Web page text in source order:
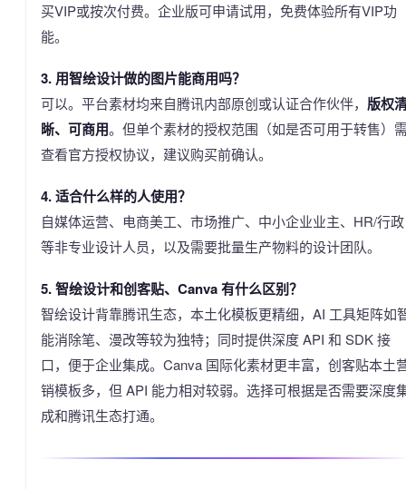
买VIP或按次付费。企业版可申请试用，免费体验所有VIP功
能。
3. 用智绘设计做的图片能商用吗？
可以。平台素材均来自腾讯内部原创或认证合作伙伴， 版权
晰、可商用。但单个素材的授权范围（如是否可用于转售）
查看官方授权协议，建议购买前确认。
4. 适合什么样的人使用？
自媒体运营、电商美工、市场推广、中小企业业主、HR/行政
等非专业设计人员，以及需要批量生产物料的设计团队。
5. 智绘设计和创客贴、Canva 有什么区别？
智绘设计背靠腾讯生态，本土化模板更精细，AI 工具矩阵如
能消除笔、漫改等较为独特；同时提供深度 API 和 SDK 接
口，便于企业集成。Canva 国际化素材更丰富，创客贴本土
销模板多，但 API 能力相对较弱。选择可根据是否需要深度
成和腾讯生态打通。